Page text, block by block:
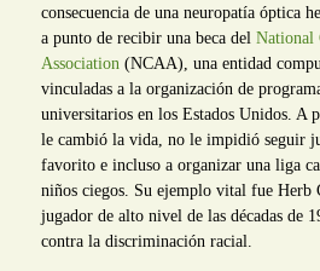
consecuencia de una neuropatía óptica
a punto de recibir una beca delNational
Association (NCAA), una entidad
vinculadas a la organización de
universitarios en los Estados Unidos. A
le cambió la vida, no le impidió seguir
favorito e incluso a organizar una liga
niños ciegos. Su ejemplo vital fue Herb
jugador de alto nivel de las décadas de
contra la discriminación racial.